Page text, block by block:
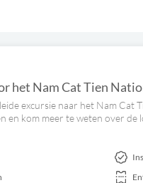
het Nam Cat Tien
excursie naar het Nam
en kom meer te weten over